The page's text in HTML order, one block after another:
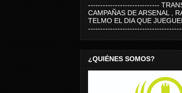
-----------------------------
CAMPAÑAS DE ARSENAL ,
TELMO EL DIA QUE
¿QUIÉNES SOMOS?